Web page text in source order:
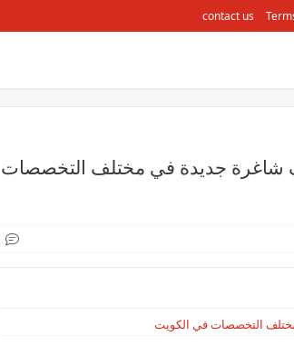
contact us
شاغرة جديدة في مختلف التخصصات
التخصصات في الكويت